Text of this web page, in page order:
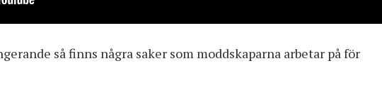
så finns några saker som moddskaparna arbetar på för